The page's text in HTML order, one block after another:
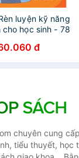
luyện kỹ năng
cho học sinh - 78
đ
chuyên cung
tiểu thuyết, học